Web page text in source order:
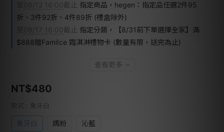
08/12 16:00截止 指定商品，hegen：指定品任選2件95
折、3件92折、4件89折 (禮盒除外)
08/17 16:00截止 指定分類，【8/31前下單選擇全家】滿
$888贈Fami!ce 霜淇淋禮物卡 (數量有限，送完為止)
查看更多
NT$480
: 象牙白
象牙白 嫣粉 沁藍